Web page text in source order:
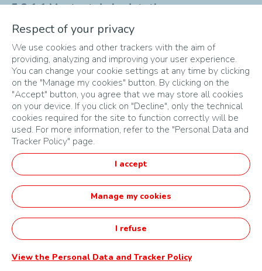
5.3.1.1Montant de la dotation
L’Organisateur attribuera les dotations suivantes à chacun
des lauréats :
Pour le Lauréat du prix « Innov’Up)» : un montant de un
million de dinars ( 1 000 000dzd)
Pour le Lauréat du prix « Cycle’Up » : un montant de un
million de dinars ( 1 000 000dzd)
Pour le Lauréat national « Power’Up » : un montant de
un million de dinars ( 1 000 000dzd)
Le cas échéant, pour le Lauréat panafricain « Energies
Durables et Abordables » ayant effectué sa candidature au
[Pays] : un montant de un million de dinars (
1 000 000dzd)
5.3.1.2
Conditions de versement de la dotation financière
aux lauréats
Ce budget est destiné exclusivement à chaque lauréat et
Respect of your privacy
We use cookies and other trackers with the aim of
providing, analyzing and improving your user experience.
You can change your cookie settings at any time by clicking
on the "Manage my cookies" button. By clicking on the
"Accept" button, you agree that we may store all cookies
on your device. If you click on "Decline", only the technical
cookies required for the site to function correctly will be
used. For more information, refer to the "Personal Data and
Tracker Policy" page.
I accept
Manage my cookies
I refuse
View the Personal Data and Tracker Policy